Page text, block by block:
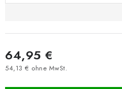
64,95 €
54,13 € ohne MwSt.